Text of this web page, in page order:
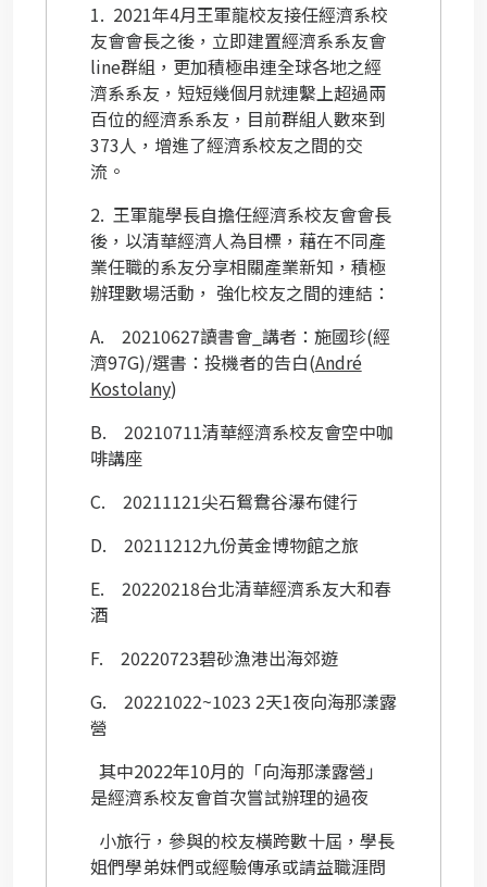
1. 2021年4月王軍龍校友接任經濟系校
友會會長之後，立即建置經濟系系友會
line群組，更加積極串連全球各地之經
濟系系友，短短幾個月就連繫上超過兩
百位的經濟系系友，目前群組人數來到
373人，增進了經濟系校友之間的交
流。
2. 王軍龍學長自擔任經濟系校友會會長
後，以清華經濟人為目標，藉在不同產
業任職的系友分享相關產業新知，積極
辦理數場活動， 強化校友之間的連結：
A. 20210627讀書會_ 講者：施國珍(經
濟97G)/選書：投機者的告白(André
Kostolany)
B. 20210711清華經濟系校友會空中咖
啡講座
C. 20211121尖石鴛鴦谷瀑布健行
D. 20211212九份黃金博物館之旅
E. 20220218台北清華經濟系友大和春
酒
F. 20220723碧砂漁港出海郊遊
G. 20221022~1023 2天1夜向海那漾露
營
其中2022年10月的「向海那漾露營」
是經濟系校友會首次嘗試辦理的過夜
小旅行，參與的校友橫跨數十屆，學長
姐們學弟妹們或經驗傳承或請益職涯問